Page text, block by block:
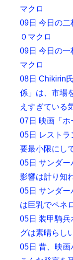
マクロ
09日 今日の二
０マクロ
09日 今日の一
マクロ
08日 Chikirin
係」は、市場
えすぎている
07日 映画「
05日 レスト
要最小限にし
05日 サンダー
影響は計り知
05日 サンダ
は巨乳でペネ
05日 装甲騎
グは素晴らし
05日 昔、映画